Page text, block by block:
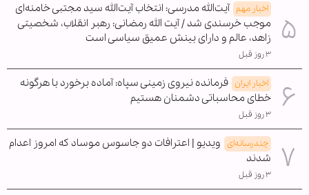
اخبار مهم آیت‌الله مدرسی: انتخاب آیت‌الله سید مجتبی خامنه‌ای
موجب خرسندی شد / آیت الله رمضانی: رهبر انقلاب، شخصیتی
زاهد، عالم و دارای بینش عمیق سیاسی است
۳ روز قبل
اخبار ایران فرمانده نیروی زمینی سپاه: آماده برخورد با هرگونه
خطای محاسباتی دشمنان هستیم
۳ روز قبل
چندرسانه‌ای ویدیو | اعترافات دو جاسوس موساد که امروز اعدام
شدند
۳ روز قبل